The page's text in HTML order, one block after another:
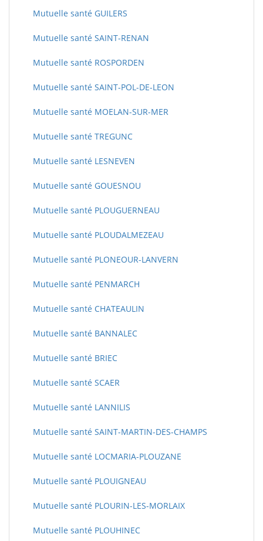
Mutuelle santé GUILERS
Mutuelle santé SAINT-RENAN
Mutuelle santé ROSPORDEN
Mutuelle santé SAINT-POL-DE-LEON
Mutuelle santé MOELAN-SUR-MER
Mutuelle santé TREGUNC
Mutuelle santé LESNEVEN
Mutuelle santé GOUESNOU
Mutuelle santé PLOUGUERNEAU
Mutuelle santé PLOUDALMEZEAU
Mutuelle santé PLONEOUR-LANVERN
Mutuelle santé PENMARCH
Mutuelle santé CHATEAULIN
Mutuelle santé BANNALEC
Mutuelle santé BRIEC
Mutuelle santé SCAER
Mutuelle santé LANNILIS
Mutuelle santé SAINT-MARTIN-DES-CHAMPS
Mutuelle santé LOCMARIA-PLOUZANE
Mutuelle santé PLOUIGNEAU
Mutuelle santé PLOURIN-LES-MORLAIX
Mutuelle santé PLOUHINEC